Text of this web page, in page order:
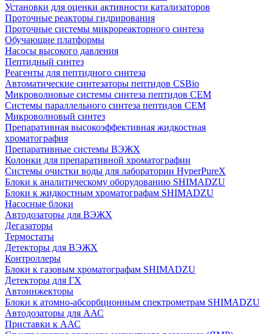
Установки для оценки активности катализаторов
Проточные реакторы гидрирования
Проточные системы микрореакторного синтеза
Обучающие платформы
Насосы высокого давления
Пептидный синтез
Реагенты для пептидного синтеза
Автоматические синтезаторы пептидов CSBio
Микроволновые системы синтеза пептидов CEM
Системы параллельного синтеза пептидов CEM
Микроволновый синтез
Препаративная высокоэффективная жидкостная
хроматография
Препаративные системы ВЭЖХ
Колонки для препаративной хроматографии
Системы очистки воды для лаборатории HyperPureX
Блоки к аналитическому оборудованию SHIMADZU
Блоки к жидкостным хроматографам SHIMADZU
Насосные блоки
Автодозаторы для ВЭЖХ
Дегазаторы
Термостаты
Детекторы для ВЭЖХ
Контроллеры
Блоки к газовым хроматографам SHIMADZU
Детекторы для ГХ
Автоинжекторы
Блоки к атомно-абсорбционным спектрометрам SHIMADZU
Автодозаторы для ААС
Приставки к ААС